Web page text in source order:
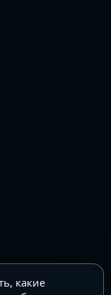
какие